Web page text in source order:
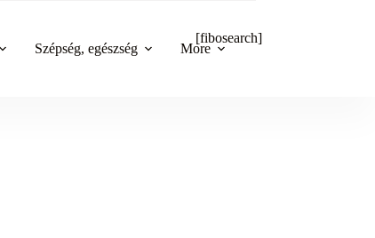
Szépség, egészség More
[fibosearch]